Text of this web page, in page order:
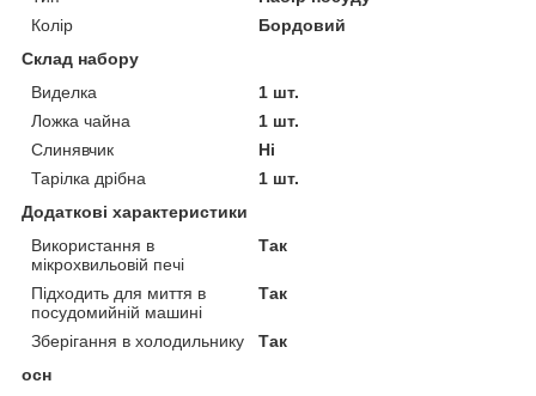
Колір
Бордовий
Склад набору
Виделка
1 шт.
Ложка чайна
1 шт.
Слинявчик
Ні
Тарілка дрібна
1 шт.
Додаткові характеристики
Використання в
мікрохвильовій печі
Так
Підходить для миття в
посудомийній машині
Так
Зберігання в холодильнику
Так
осн